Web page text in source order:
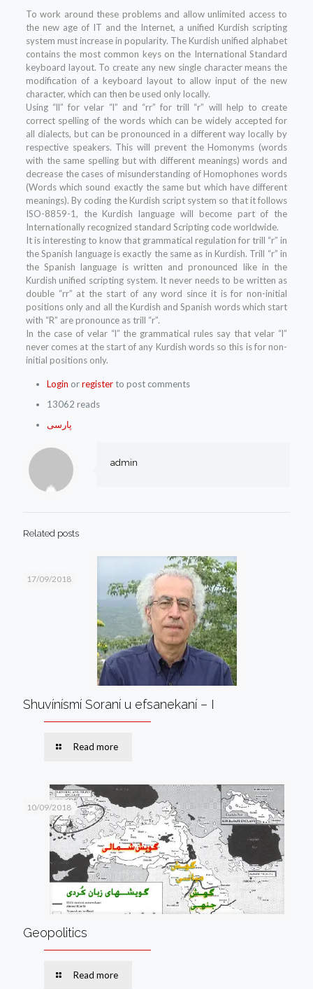
To work around these problems and allow unlimited access to
the new age of IT and the Internet, a unified Kurdish scripting
system must increase in popularity. The Kurdish unified alphabet
contains the most common keys on the International Standard
keyboard layout. To create any new single character means the
modification of a keyboard layout to allow input of the new
character, which can then be used only locally.
Using “ll” for velar “l” and “rr” for trill “r” will help to create
correct spelling of the words which can be widely accepted for
all dialects, but can be pronounced in a different way locally by
respective speakers. This will prevent the Homonyms (words
with the same spelling but with different meanings) words and
decrease the cases of misunderstanding of Homophones words
(Words which sound exactly the same but which have different
meanings). By coding the Kurdish script system so that it follows
ISO-8859-1, the Kurdish language will become part of the
Internationally recognized standard Scripting code worldwide.
It is interesting to know that grammatical regulation for trill “r” in
the Spanish language is exactly the same as in Kurdish. Trill “r” in
the Spanish language is written and pronounced like in the
Kurdish unified scripting system. It never needs to be written as
double “rr” at the start of any word since it is for non-initial
positions only and all the Kurdish and Spanish words which start
with “R” are pronounce as trill “r”.
In the case of velar “l” the grammatical rules say that velar “l”
never comes at the start of any Kurdish words so this is for non-
initial positions only.
Login orregisterto post comments
13062 reads
پارسی
admin
Related posts
17/09/2018
Shuvínísmí Soraní u efsanekaní – I
Read more
10/09/2018
Geopolitics
Read more